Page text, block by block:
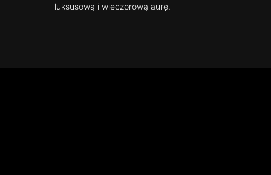
luksusową i wieczorową aurę.